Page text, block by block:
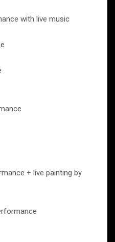
with live music
+ live painting by